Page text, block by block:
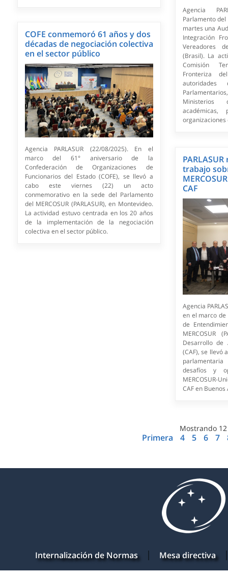
Agencia
Parlamento del
martes una
Integración
Vereadores
(Brasil). La
Comisión
Fronteriza
Ministerios
académicas,
organizaciones
COFE conmemoró 61 años y dos
décadas de negociación colectiva
en el sector público
Agencia PARLASUR (22/08/2025). En el
marco del 61° aniversario de la
Confederación de Organizaciones de
Funcionarios del Estado (COFE), se llevó a
cabo este viernes (22) un acto
conmemorativo en la sede del Parlamento
del MERCOSUR (PARLASUR), en Montevideo.
La actividad estuvo centrada en los 20 años
de la implementación de la negociación
colectiva en el sector público.
trabajo
CAF
Agencia
en el marco
de
MERCOSUR
Desarrollo de
(CAF), se llevó
desafíos y
MERCOSUR-
CAF en Buenos
Mostrando 12
Primera 4 5 6 7
Internalización de Normas Mesa directiva